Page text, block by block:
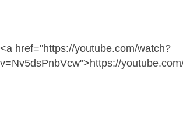
<a href="https://youtube.com/watch?
v=Nv5dsPnbVcw">https://